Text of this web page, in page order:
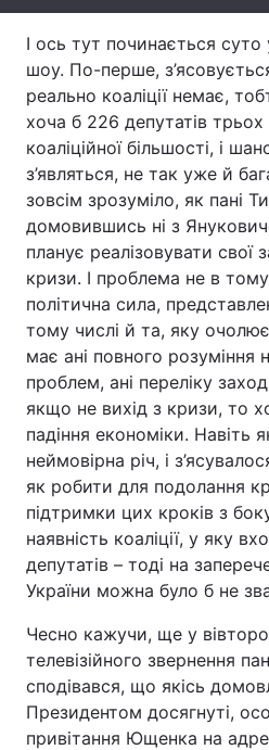
Тема оформлення
І ось тут починається суто
шоу. По-перше,
реально коаліції немає,
хоча б 226 депутатів трьох
коаліційної більшості, і
з’являться, не так уже й
зовсім зрозуміло, як пані
домовившись ні з
планує реалізовувати свої
кризи. І проблема не в
політична сила,
тому числі й та, яку
має ані повного розуміння
проблем, ані переліку
якщо не вихід з кризи, то
падіння економіки. Навіть
неймовірна річ, і
як робити для подолання
підтримки цих кроків з
наявність коаліції, у яку
депутатів – тоді на
України можна було б не
Чесно кажучи, ще у
телевізійного звернення
сподівався, що якісь
Президентом досягнуті,
привітання Ющенка на